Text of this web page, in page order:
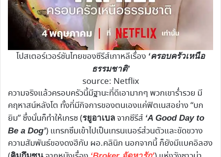
โปสเตอร์เวอร์ชันไทยของซีรีส์เกาหลีเรื่อง ‘ครอบครัวเหนือ
ธรรมชาติ’
source: Netflix
ความจริงแล้วครอบครัวนี้มีฐานะที่ดีเอามากๆ พวกเขาร่ำรวย มี
คฤหาสน์หลังโต ทั้งที่มีกิจการของตนเองแค่ฟิตเนสอย่าง “บก
ยิม” ซึ่งนั่นก็ทำให้เกรซ (รยูอาเบล จากซีรีส์ ‘A Good Day to
Be a Dog’) แทรกซึมเข้าไปเป็นเทรนเนอร์ส่วนตัวและขัดขวาง
ความสัมพันธ์ของดงฮีกับ ผอ.คลินิก นอกจากนี้ ก็ยังมีแบคอิลฮง